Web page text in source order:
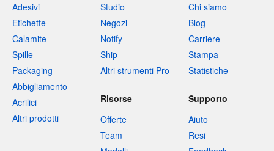
Adesivi
Etichette
Calamite
Spille
Packaging
Abbigliamento
Acrilici
Altri prodotti
Studio
Negozi
Notify
Ship
Altri strumenti Pro
Chi siamo
Blog
Carriere
Stampa
Statistiche
Risorse
Offerte
Team
Supporto
Aiuto
Resi